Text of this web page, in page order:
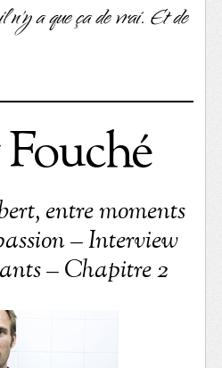
n'y a que ça de vrai. Et de
entre moments
– Interview
– Chapitre 2